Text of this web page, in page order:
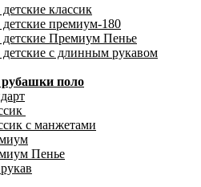
классик
премиум-180
Премиум Пенье
с длинным рукавом
поло
с манжетами
Пенье